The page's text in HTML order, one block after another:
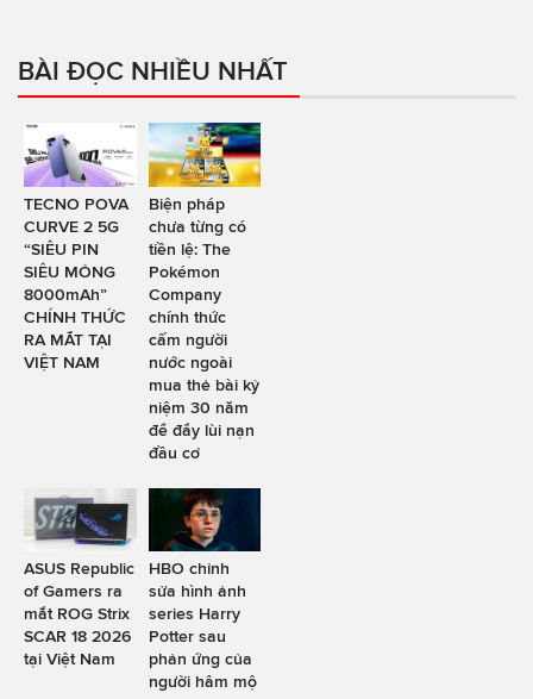
BÀI ĐỌC NHIỀU NHẤT
TECNO POVA
CURVE 2 5G
“SIÊU PIN
SIÊU MỎNG
8000mAh”
CHÍNH THỨC
RA MẮT TẠI
VIỆT NAM
Biện pháp
chưa từng có
tiền lệ: The
Pokémon
Company
chính thức
cấm người
nước ngoài
mua thẻ bài kỷ
niệm 30 năm
để đẩy lùi nạn
đầu cơ
ASUS Republic
of Gamers ra
mắt ROG Strix
SCAR 18 2026
tại Việt Nam
HBO chỉnh
sửa hình ảnh
series Harry
Potter sau
phản ứng của
người hâm mộ